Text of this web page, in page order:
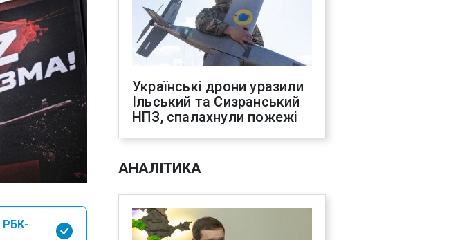
РБК-
Українські дрони уразили
Ільський та Сизранський
НПЗ, спалахнули пожежі
АНАЛІТИКА